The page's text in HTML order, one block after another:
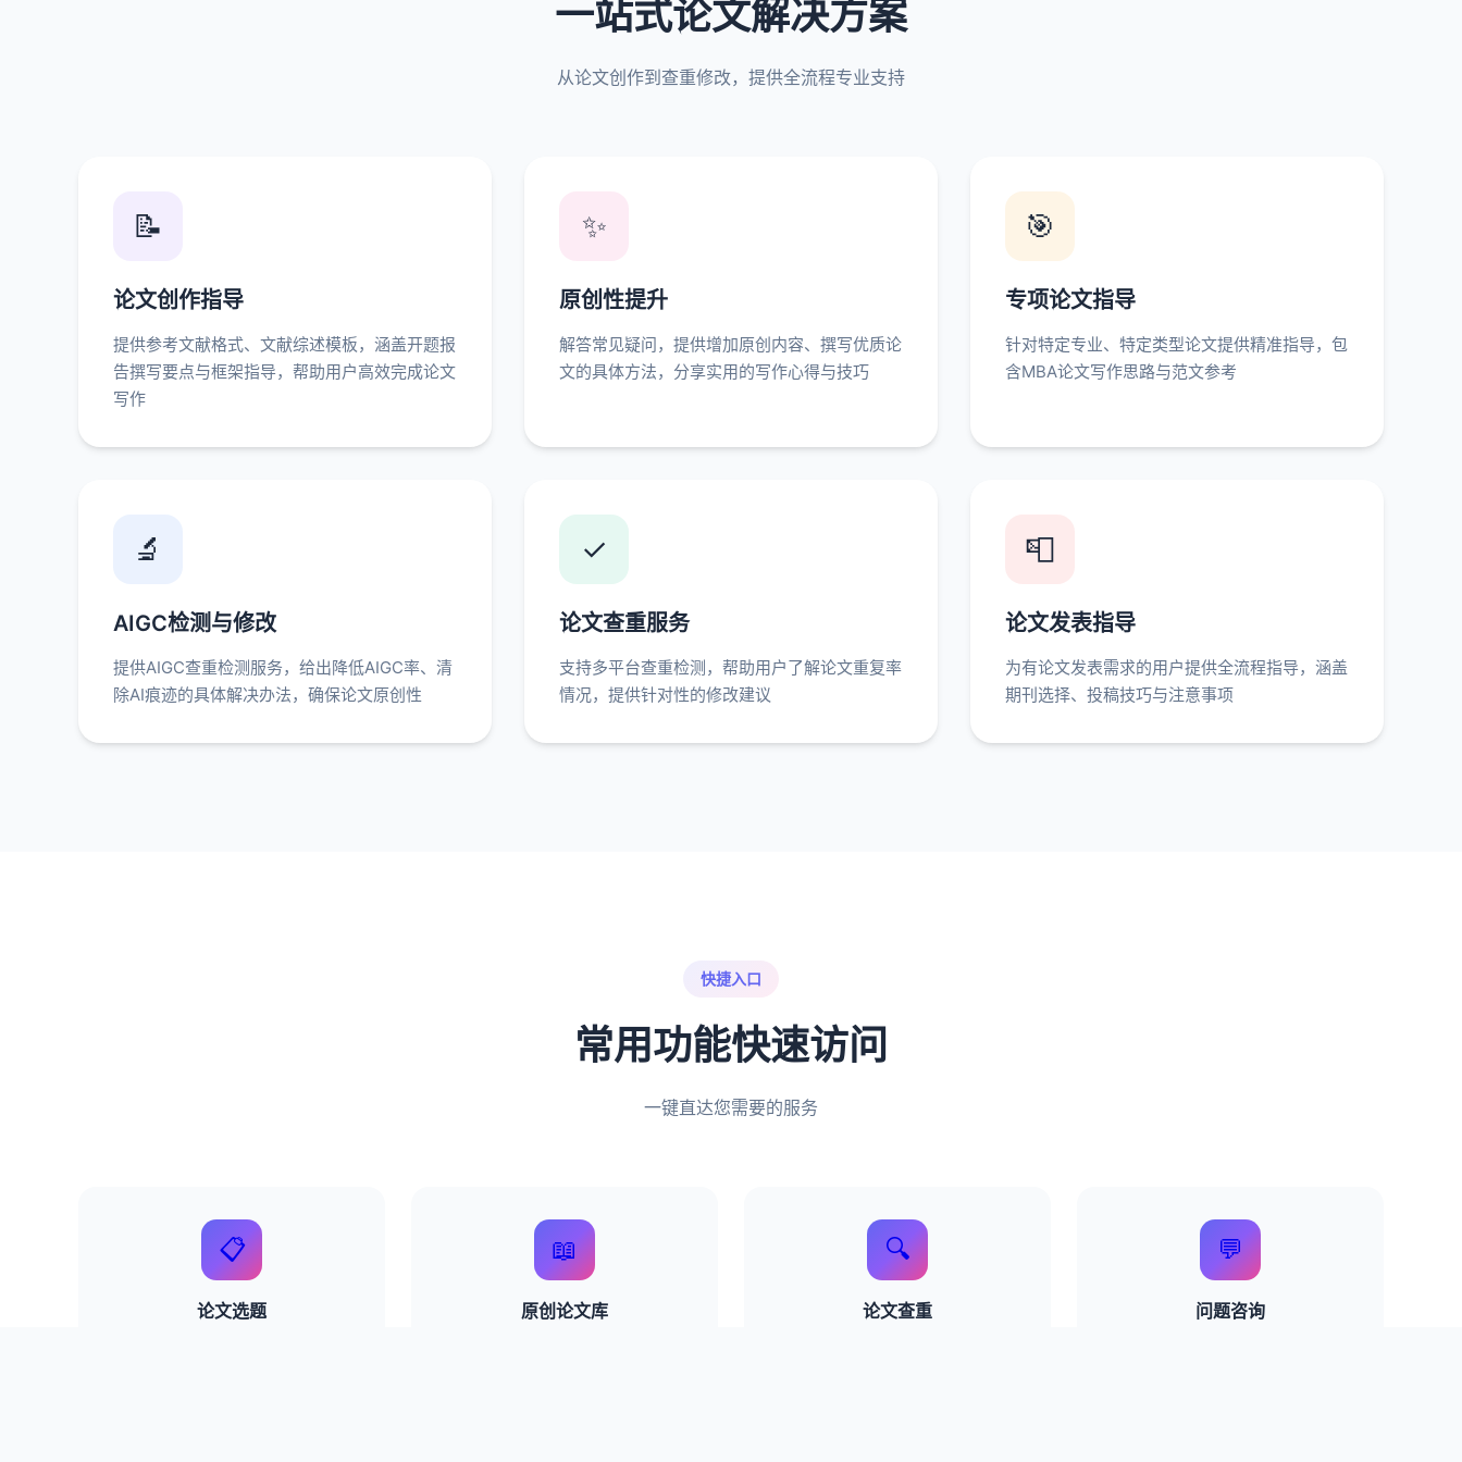
一站式论文解决方案
从论文创作到查重修改，提供全流程专业支持
📝
论文创作指导
提供参考文献格式、文献综述模板，涵盖开题报
告撰写要点与框架指导，帮助用户高效完成论文
写作
✨
原创性提升
解答常见疑问，提供增加原创内容、撰写优质论
文的具体方法，分享实用的写作心得与技巧
🎯
专项论文指导
针对特定专业、特定类型论文提供精准指导，包
含MBA论文写作思路与范文参考
🔬
AIGC检测与修改
提供AIGC查重检测服务，给出降低AIGC率、清
除AI痕迹的具体解决办法，确保论文原创性
✓
论文查重服务
支持多平台查重检测，帮助用户了解论文重复率
情况，提供针对性的修改建议
📮
论文发表指导
为有论文发表需求的用户提供全流程指导，涵盖
期刊选择、投稿技巧与注意事项
快捷入口
常用功能快速访问
一键直达您需要的服务
📋
论文选题
📖
原创论文库
🔍
论文查重
💬
问题咨询